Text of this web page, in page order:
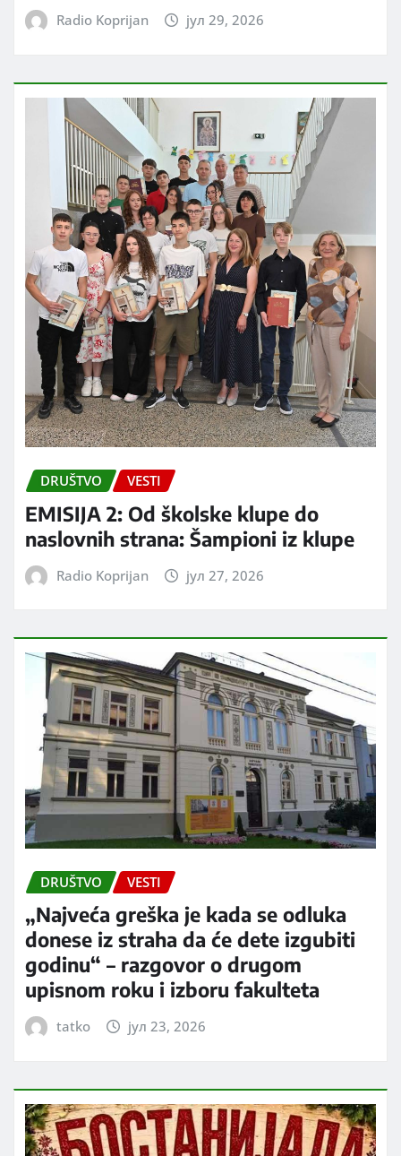
Radio Koprijan јул 29, 2026
DRUŠTVO VESTI
EMISIJA 2: Od školske klupe do
naslovnih strana: Šampioni iz klupe
Radio Koprijan јул 27, 2026
DRUŠTVO VESTI
„Najveća greška je kada se odluka
donese iz straha da će dete izgubiti
godinu“ – razgovor o drugom
upisnom roku i izboru fakulteta
tatko јул 23, 2026